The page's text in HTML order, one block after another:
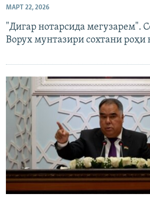
ГУЗОРИШҲОИ РАДИОӢ
ПАЙГИРӢ КУНЕД
Ҳамаи сомонаҳои RFE/RL
МАРТ 22, 2026
"Дигар нотарсида мегузарем".
Ворух мунтазири сохтани роҳи